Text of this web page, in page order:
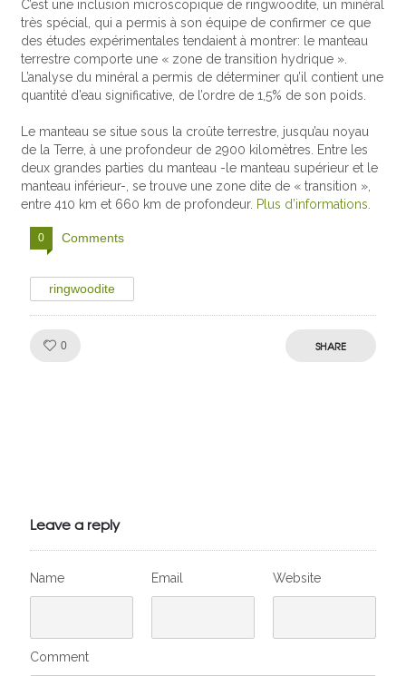
C’est une inclusion microscopique de ringwoodite, un minéral
très spécial, qui a permis à son équipe de confirmer ce que
des études expérimentales tendaient à montrer: le manteau
terrestre comporte une « zone de transition hydrique ».
L’analyse du minéral a permis de déterminer qu’il contient une
quantité d’eau significative, de l’ordre de 1,5% de son poids.
Le manteau se situe sous la croûte terrestre, jusqu’au noyau
de la Terre, à une profondeur de 2900 kilomètres. Entre les
deux grandes parties du manteau -le manteau supérieur et le
manteau inférieur-, se trouve une zone dite de « transition »,
entre 410 km et 660 km de profondeur. Plus d’informations.
0 Comments
ringwoodite
0 SHARE
Leave a reply
Name Email Website
Comment